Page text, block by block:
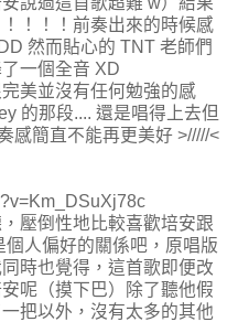
！！！前奏出來的時候感
然而貼心的 TNT 老師們
一個全音 XD
美並沒有任何勉強的感
的那段.... 還是唱得上去但
感簡直不能再更美好 >/////<
壓倒性地比較喜歡培安跟
人偏好的關係吧，原唱版
時也覺得，這首歌即便改
呢（摸下巴）除了聽他假
把以外，沒有太多的其他